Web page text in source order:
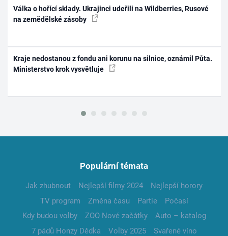
Válka o hořící sklady. Ukrajinci udeřili na Wildberries, Rusové
na zemědělské zásoby
Kraje nedostanou z fondu ani korunu na silnice, oznámil Půta.
Ministerstvo krok vysvětluje
Populární témata
Jak zhubnout Nejlepší filmy 2024
Nejlepší horory
TV program
Změna času Partie
Počasí
Kdy budou volby
ZOO Nové začátky
Auto – katalog
7 pádů Honzy Dědka
Volby 2025
Svařené víno